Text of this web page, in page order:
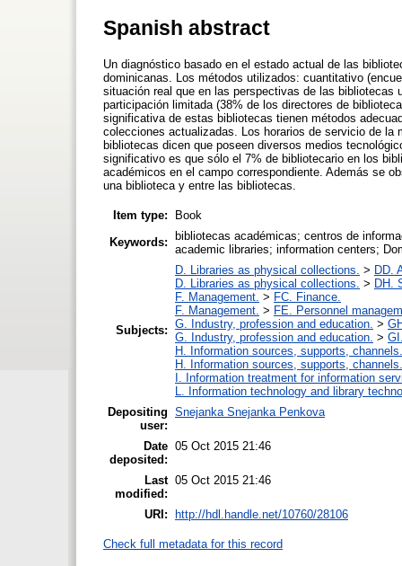
Spanish abstract
Un diagnóstico basado en el estado actual de las
dominicanas. Los métodos utilizados: cuantitativo
situación real que en las perspectivas de las
participación limitada (38% de los directores de
significativa de estas bibliotecas tienen métodos
colecciones actualizadas. Los horarios de servicio de
bibliotecas dicen que poseen diversos medios
significativo es que sólo el 7% de bibliotecario en los
académicos en el campo correspondiente. Además se
una biblioteca y entre las bibliotecas.
Item type:
Book
Keywords:
bibliotecas académicas; centros de
academic libraries; information centers;
Subjects:
D. Libraries as physical collections. > DD.
D. Libraries as physical collections. > DH.
F. Management. > FC. Finance.
F. Management. > FE. Personnel
G. Industry, profession and education. >
G. Industry, profession and education. >
H. Information sources, supports, channels.
H. Information sources, supports, channels.
I. Information treatment for information
L. Information technology and library
Depositing
user:
Snejanka Snejanka Penkova
Date
deposited:
05 Oct 2015 21:46
Last
modified:
05 Oct 2015 21:46
URI: http://hdl.handle.net/10760/28106
Check full metadata for this record